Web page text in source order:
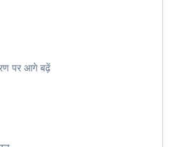
पर आगे बढ़ें